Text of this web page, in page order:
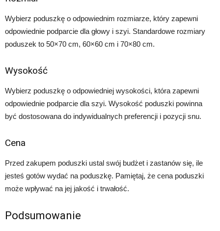
Wybierz poduszkę o odpowiednim rozmiarze, który zapewni
odpowiednie podparcie dla głowy i szyi. Standardowe rozmiary
poduszek to 50×70 cm, 60×60 cm i 70×80 cm.
Wysokość
Wybierz poduszkę o odpowiedniej wysokości, która zapewni
odpowiednie podparcie dla szyi. Wysokość poduszki powinna
być dostosowana do indywidualnych preferencji i pozycji snu.
Cena
Przed zakupem poduszki ustal swój budżet i zastanów się, ile
jesteś gotów wydać na poduszkę. Pamiętaj, że cena poduszki
może wpływać na jej jakość i trwałość.
Podsumowanie